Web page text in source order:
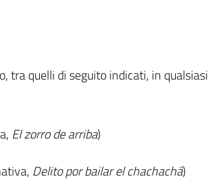
tra quelli di seguito indicati, in qualsiasi
El zorro de arriba)
Delito por bailar el chachachá)